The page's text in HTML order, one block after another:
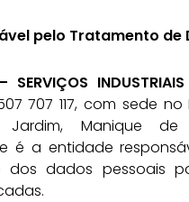
pelo Tratamento de
SERVIÇOS
707 117, com sede
Manique de
é a entidade
dos dados pessoais